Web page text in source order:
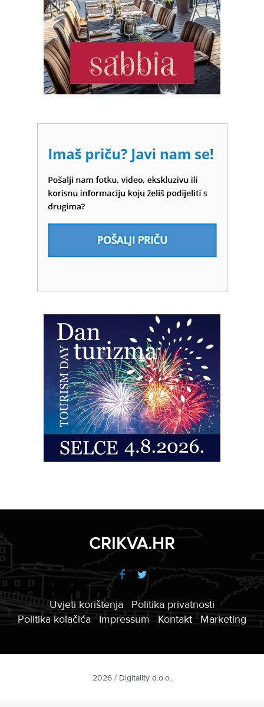
CRIKVA.HR
Uvjeti korištenja
Politika privatnosti
Politika kolačića
Impressum Kontakt Marketing
2026 / Digitality d.o.o.